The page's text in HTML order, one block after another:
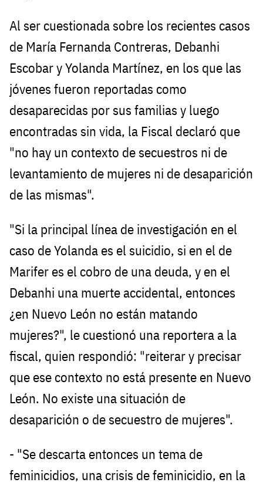
Al ser cuestionada sobre los recientes casos
de María Fernanda Contreras, Debanhi
Escobar y Yolanda Martínez, en los que las
jóvenes fueron reportadas como
desaparecidas por sus familias y luego
encontradas sin vida, la Fiscal declaró que
"no hay un contexto de secuestros ni de
levantamiento de mujeres ni de desaparición
de las mismas".
"Si la principal línea de investigación en el
caso de Yolanda es el suicidio, si en el de
Marifer es el cobro de una deuda, y en el
Debanhi una muerte accidental, entonces
¿en Nuevo León no están matando
mujeres?", le cuestionó una reportera a la
fiscal, quien respondió: "reiterar y precisar
que ese contexto no está presente en Nuevo
León. No existe una situación de
desaparición o de secuestro de mujeres".
- "Se descarta entonces un tema de
feminicidios, una crisis de feminicidio, en la